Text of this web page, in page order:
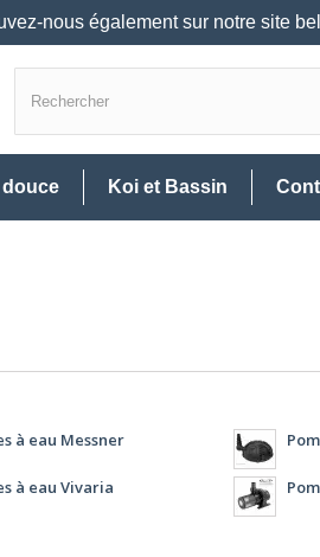
nous également sur notre site
douce Koi et Bassin
à eau Messner
à eau Vivaria